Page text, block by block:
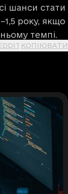
шанси стати
року, якщо
темпі.
КОПІЮВАТИ